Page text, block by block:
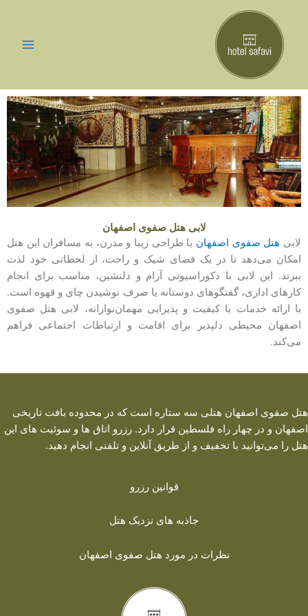
لابی هتل صفوی اصفهان
لابی هتل صفوی اصفهان با طراحی زیبا و مدرن، به مسافران این هتل
امکان می‌دهد تا در یک فضای شیک و راحت، از لحظاتی خود لذت
ببرند. این لابی با دکوراسیونی آرام و دلنشین، مناسب برای انجام
کارهای اداری، گفتگوهای دوستانه یا صرف نوشیدن چای و قهوه است.
با ارائه خدمات با کیفیت و پذیرایی مهمان‌نوازانه، لابی هتل صفوی
اصفهان محیطی دلپذیر برای اقامت و ارتباطات اجتماعی فراهم
می‌کند.
هتل صفوی اصفهان هتلی سه ستاره است که در محدوده بافت تاریخی
اصفهان و در چهار راه فلسطین قرار دارد. رزرو اتاق ها و سوئیت های این
هتل را می‌توانید با تخفیف و از طریق آنلاین و تلفنی انجام دهید.
قوانین رزرو
جاذبه های نزدیک هتل
نظرات در مورد هتل صفوی اصفهان